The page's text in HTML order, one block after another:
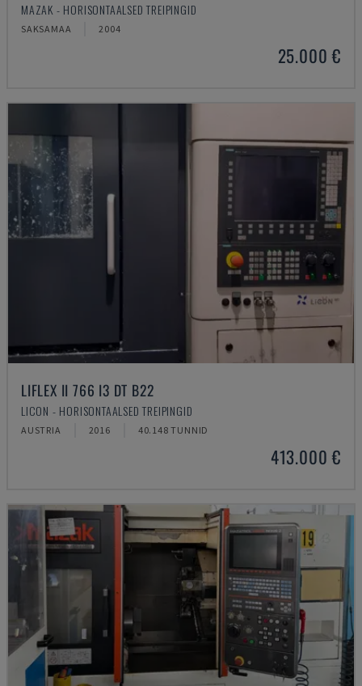
MAZAK - HORISONTAALSED TREIPINGID
SAKSAMAA 2004
25.000 €
LIFLEX II 766 I3 DT B22
LICON - HORISONTAALSED TREIPINGID
AUSTRIA 2016 40.148 TUNNID
413.000 €